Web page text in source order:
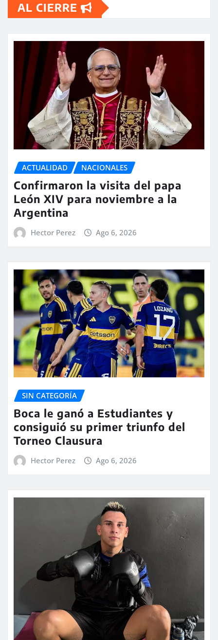
AL CIERRE
ACTUALIDAD NACIONALES
Confirmaron la visita del papa
León XIV para noviembre a la
Argentina
Hector Perez Ago 6, 2026
SIN CATEGORÍA
Boca le ganó a Estudiantes y
consiguió su primer triunfo del
Torneo Clausura
Hector Perez Ago 6, 2026